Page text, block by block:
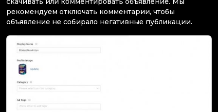
рекомендуем отключать комментарии, чтобы
объявление не собирало негативные публикации.